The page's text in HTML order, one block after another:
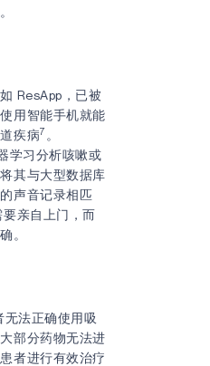
ResApp，已被
用智能手机就能
疾病7 。
学习分析咳嗽或
其与大型数据库
声音记录相匹
亲自上门，而
。
法正确使用吸
部分药物无法进
者进行有效治疗